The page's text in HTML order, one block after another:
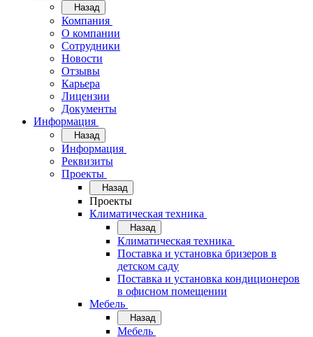
Назад
Компания
О компании
Сотрудники
Новости
Отзывы
Карьера
Лицензии
Документы
Информация
Назад
Информация
Реквизиты
Проекты
Назад
Проекты
Климатическая техника
Назад
Климатическая техника
Поставка и установка бризеров в
детском саду
Поставка и установка кондиционеров
в офисном помещении
Мебель
Назад
Мебель